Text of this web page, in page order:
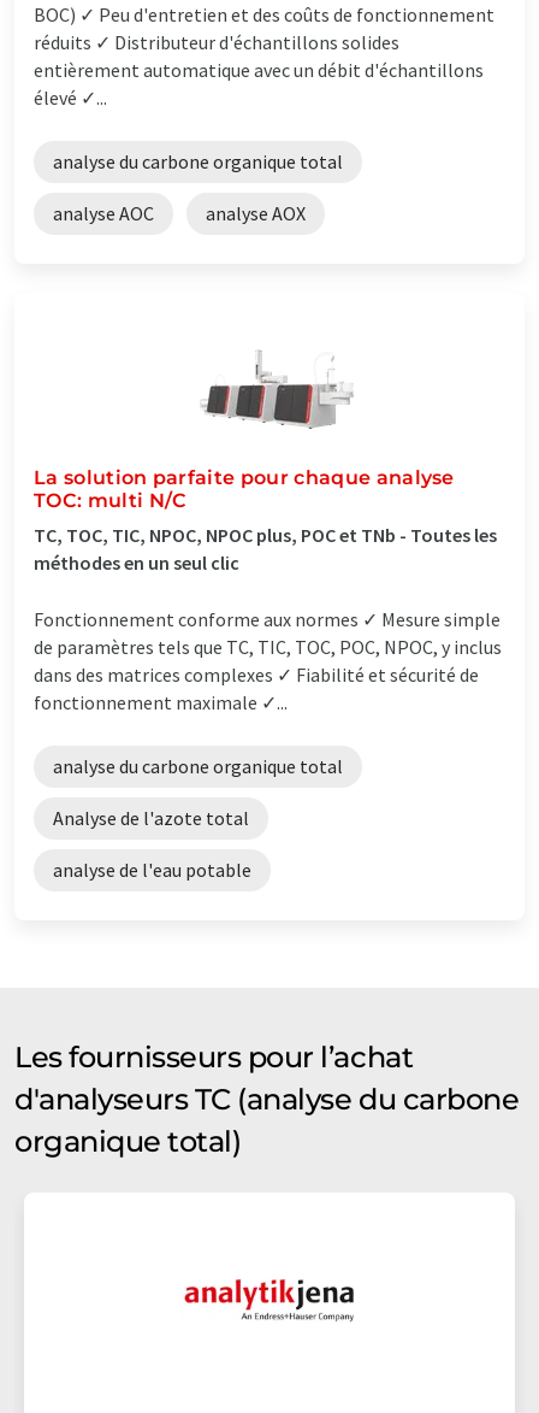
BOC) ✓ Peu d'entretien et des coûts de fonctionnement
réduits ✓ Distributeur d'échantillons solides
entièrement automatique avec un débit d'échantillons
élevé ✓...
analyse du carbone organique total
analyse AOC analyse AOX
La solution parfaite pour chaque analyse
TOC: multi N/C
TC, TOC, TIC, NPOC, NPOC plus, POC et TNb - Toutes les
méthodes en un seul clic
Fonctionnement conforme aux normes ✓ Mesure simple
de paramètres tels que TC, TIC, TOC, POC, NPOC, y inclus
dans des matrices complexes ✓ Fiabilité et sécurité de
fonctionnement maximale ✓...
analyse du carbone organique total
Analyse de l'azote total
analyse de l'eau potable
Les fournisseurs pour l’achat
d'analyseurs TC (analyse du carbone
organique total)